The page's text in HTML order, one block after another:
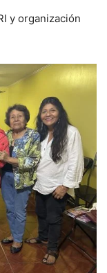
y organización